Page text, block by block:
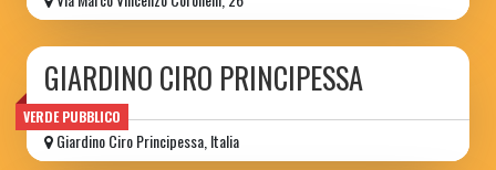
VERDE PUBBLICO
GIARDINO CIRO PRINCIPESSA
Giardino Ciro Principessa, Italia